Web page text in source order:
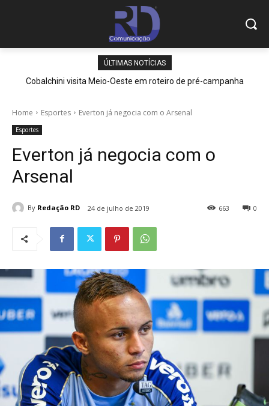
ÚLTIMAS NOTÍCIAS
Cobalchini visita Meio-Oeste em roteiro de pré-campanha
Home Esportes Everton já negocia com o Arsenal
Esportes
Everton já negocia com o
Arsenal
By Redação RD 24 de julho de 2019 0
663